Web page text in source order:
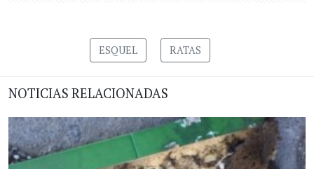
ESQUEL RATAS
NOTICIAS RELACIONADAS